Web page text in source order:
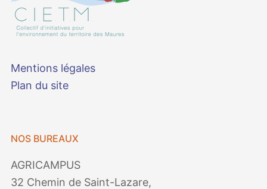
Mentions légales
Plan du site
NOS BUREAUX
AGRICAMPUS
32 Chemin de Saint-Lazare,